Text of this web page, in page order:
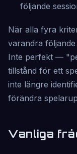
följande
När alla fyra
varandra
Inte perfekt —
tillstånd för ett
inte längre
förändra
Vanliga